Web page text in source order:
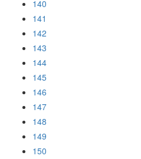
140
141
142
143
144
145
146
147
148
149
150